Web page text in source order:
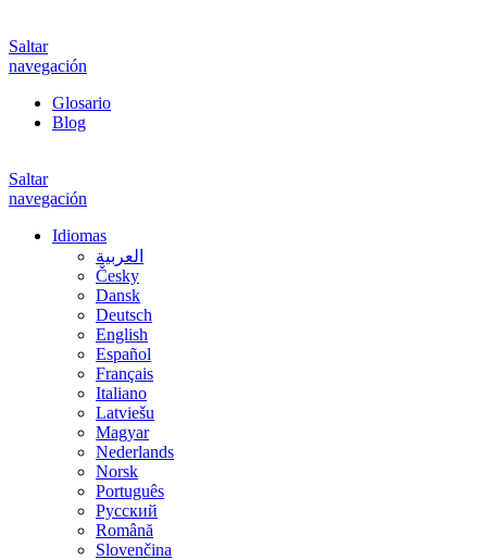
Saltar
navegación
Glosario
Blog
Saltar
navegación
Idiomas
العربية
Česky
Dansk
Deutsch
English
Español
Français
Italiano
Latviešu
Magyar
Nederlands
Norsk
Português
Русский
Română
Slovenčina